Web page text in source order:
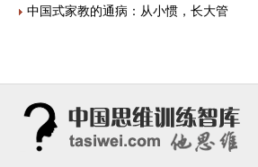
中国式家教的通病：从小惯，长大管